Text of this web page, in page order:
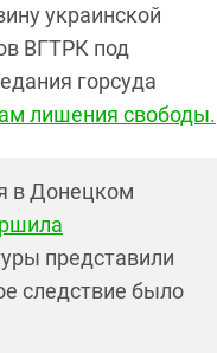
украинской
ВГТРК под
горсуда
лишения свободы.
в Донецком
представили
следствие было